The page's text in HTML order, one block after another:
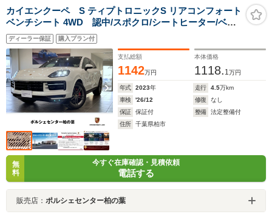
カイエンクーペ S ティプトロニックS リアコンフォート
ベンチシート 4WD 認中/スポクロ/シートヒーター/ベン
チレーションシート/ガラスルーフ/助手席モニター
ディーラー保証 購入プラン付
支払総額
1142万円
本体価格
1118. 1万円
年式 2023年 走行 4.5万km
車検
'26/12 修復
なし
保証
保証付 整備
法定整備付
住所
千葉県柏市
無
料
今すぐ在庫確認・見積依頼
電話する
販売店： ポルシェセンター柏の葉